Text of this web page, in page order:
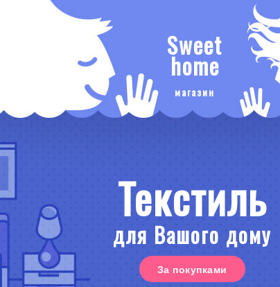
Sweet
home
магазин
Текстиль
для Вашого дому
За покупками